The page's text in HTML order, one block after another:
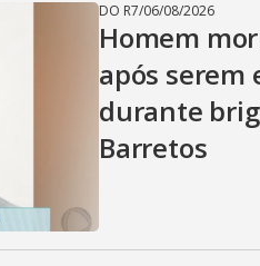
DO R7/06/08/2026
Homem
após serem
durante
Barretos